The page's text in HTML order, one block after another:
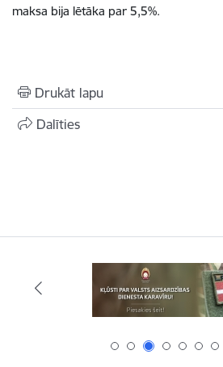
maksa bija lētāka par 5,5%.
Drukāt lapu
Dalīties